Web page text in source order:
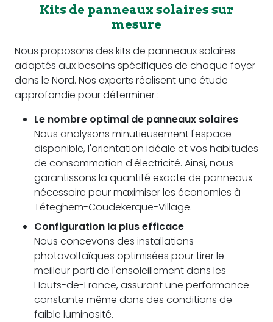
Kits de panneaux solaires sur
mesure
Nous proposons des kits de panneaux solaires
adaptés aux besoins spécifiques de chaque foyer
dans le Nord. Nos experts réalisent une étude
approfondie pour déterminer :
Le nombre optimal de panneaux solaires
Nous analysons minutieusement l'espace
disponible, l'orientation idéale et vos habitudes
de consommation d'électricité. Ainsi, nous
garantissons la quantité exacte de panneaux
nécessaire pour maximiser les économies à
Téteghem-Coudekerque-Village.
Configuration la plus efficace
Nous concevons des installations
photovoltaïques optimisées pour tirer le
meilleur parti de l'ensoleillement dans les
Hauts-de-France, assurant une performance
constante même dans des conditions de
faible luminosité.